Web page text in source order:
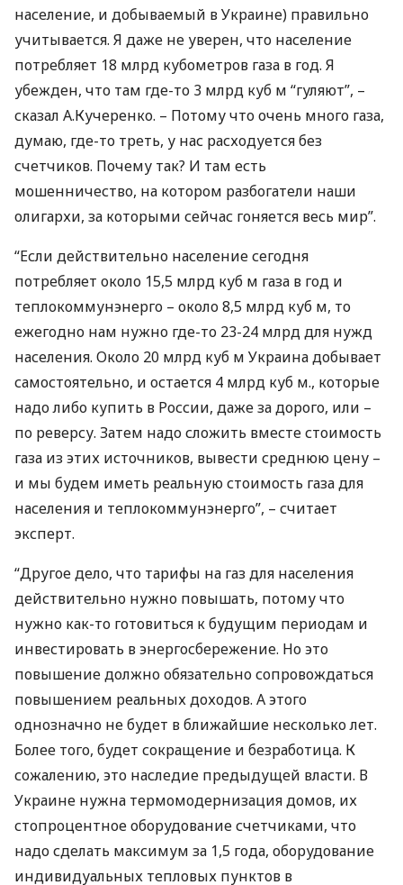
население, и добываемый в Украине) правильно
учитывается. Я даже не уверен, что население
потребляет 18 млрд кубометров газа в год. Я
убежден, что там где-то 3 млрд куб м “гуляют”, –
сказал А.Кучеренко. – Потому что очень много газа,
думаю, где-то треть, у нас расходуется без
счетчиков. Почему так? И там есть
мошенничество, на котором разбогатели наши
олигархи, за которыми сейчас гоняется весь мир”.
“Если действительно население сегодня
потребляет около 15,5 млрд куб м газа в год и
теплокоммунэнерго – около 8,5 млрд куб м, то
ежегодно нам нужно где-то 23-24 млрд для нужд
населения. Около 20 млрд куб м Украина добывает
самостоятельно, и остается 4 млрд куб м., которые
надо либо купить в России, даже за дорого, или –
по реверсу. Затем надо сложить вместе стоимость
газа из этих источников, вывести среднюю цену –
и мы будем иметь реальную стоимость газа для
населения и теплокоммунэнерго”, – считает
эксперт.
“Другое дело, что тарифы на газ для населения
действительно нужно повышать, потому что
нужно как-то готовиться к будущим периодам и
инвестировать в энергосбережение. Но это
повышение должно обязательно сопровождаться
повышением реальных доходов. А этого
однозначно не будет в ближайшие несколько лет.
Более того, будет сокращение и безработица. К
сожалению, это наследие предыдущей власти. В
Украине нужна термомодернизация домов, их
стопроцентное оборудование счетчиками, что
надо сделать максимум за 1,5 года, оборудование
индивидуальных тепловых пунктов в